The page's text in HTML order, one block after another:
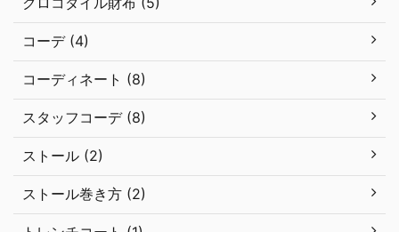
コーデ (4)
コーディネート (8)
スタッフコーデ (8)
ストール (2)
ストール巻き方 (2)